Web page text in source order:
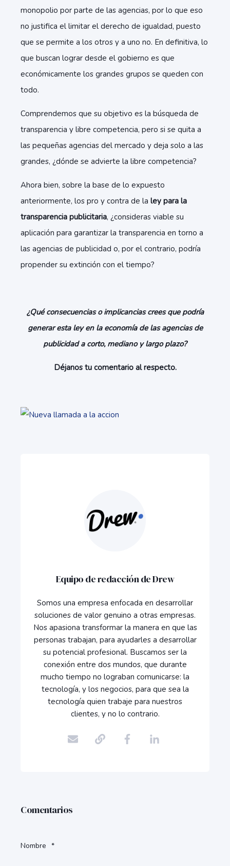
monopolio por parte de las agencias, por lo que eso
no justifica el limitar el derecho de igualdad, puesto
que se permite a los otros y a uno no. En definitiva, lo
que buscan lograr desde el gobierno es que
económicamente los grandes grupos se queden con
todo.
Comprendemos que su objetivo es la búsqueda de
transparencia y libre competencia, pero si se quita a
las pequeñas agencias del mercado y deja solo a las
grandes, ¿dónde se advierte la libre competencia?
Ahora bien, sobre la base de lo expuesto
anteriormente, los pro y contra de la ley para la
transparencia publicitaria, ¿consideras viable su
aplicación para garantizar la transparencia en torno a
las agencias de publicidad o, por el contrario, podría
propender su extinción con el tiempo?
¿Qué consecuencias o implicancias crees que podría
generar esta ley en la economía de las agencias de
publicidad a corto, mediano y largo plazo?
Déjanos tu comentario al respecto.
Equipo de redacción de Drew
Somos una empresa enfocada en desarrollar
soluciones de valor genuino a otras empresas.
Nos apasiona transformar la manera en que las
personas trabajan, para ayudarles a desarrollar
su potencial profesional. Buscamos ser la
conexión entre dos mundos, que durante
mucho tiempo no lograban comunicarse: la
tecnología, y los negocios, para que sea la
tecnología quien trabaje para nuestros
clientes, y no lo contrario.
Comentarios
Nombre *